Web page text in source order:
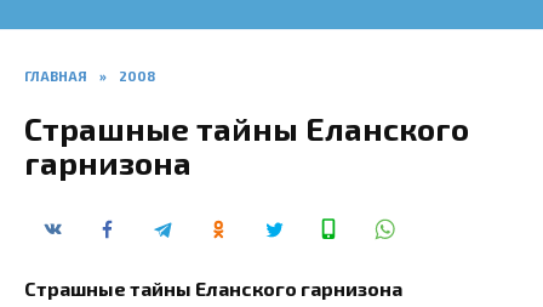
ГЛАВНАЯ » 2008
Страшные тайны Еланского
гарнизона
Страшные тайны Еланского гарнизона